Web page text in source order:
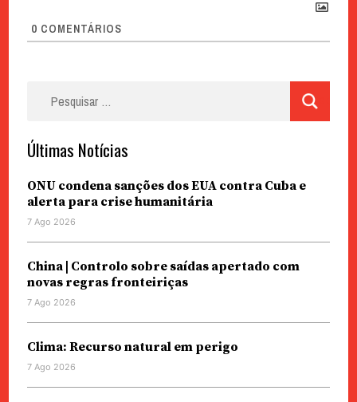
0 COMENTÁRIOS
Últimas Notícias
ONU condena sanções dos EUA contra Cuba e
alerta para crise humanitária
7 Ago 2026
China | Controlo sobre saídas apertado com
novas regras fronteiriças
7 Ago 2026
Clima: Recurso natural em perigo
7 Ago 2026